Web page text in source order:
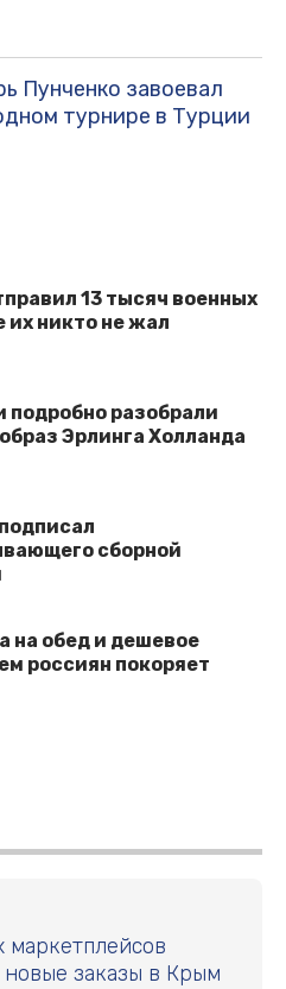
Пунченко завоевал
турнире в Турции
13 тысяч военных
их никто не жал
подробно разобрали
Эрлинга Холланда
сборной
на обед и дешевое
россиян покоряет
заказы в Крым